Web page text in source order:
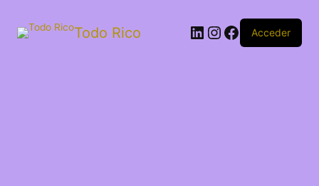
Todo Rico Acceder